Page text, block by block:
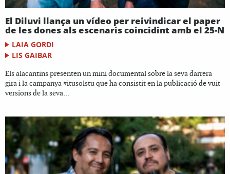
El Diluvi llança un vídeo per reivindicar el paper
de les dones als escenaris coincidint amb el 25-N
LAIA GORDI
LIS GAIBAR
Els alacantins presenten un mini documental sobre la seva darrera
gira i la campanya #itusolstu que ha consistit en la publicació de vuit
versions de la seva...